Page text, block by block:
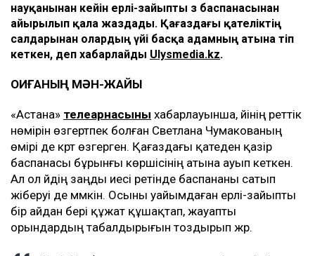
науқанынан кейін ерлі-зайыпты өз баспанасынан
айырылып қала жаздады. Қағаздағы қателіктің
салдарынан олардың үйі басқа адамның атына өтіп
кеткен, деп хабарлайды Ulysmedia.kz.
ОҚИҒАНЫҢ МӘН-ЖАЙЫ
«Астана» телеарнасының хабарлауынша, үйінің реттік
нөмірін өзгертпек болған Светлана Чумакованың
өмірі де күрт өзгерген. Қағаздағы қатеден қазір
баспанасы бұрынғы көршісінің атына ауып кеткен.
Ал ол үйдің заңды иесі ретінде баспананы сатып
жіберуі де мүмкін. Осыны уайымдаған ерлі-зайыпты
бір айдан бері құжат құшақтап, жауапты
орындардың табалдырығын тоздырып жүр.